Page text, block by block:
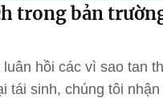
trong bản
hồi các vì sao tan
tái sinh, chúng tôi nhận